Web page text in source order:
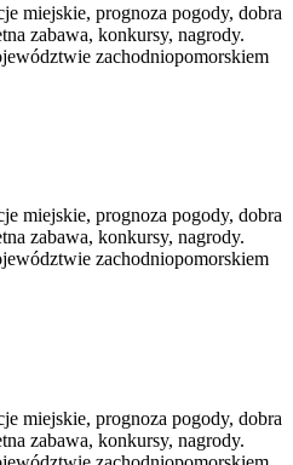
miejskie, prognoza pogody, dobra
zabawa, konkursy, nagrody.
zachodniopomorskiem
miejskie, prognoza pogody, dobra
zabawa, konkursy, nagrody.
zachodniopomorskiem
miejskie, prognoza pogody, dobra
zabawa, konkursy, nagrody.